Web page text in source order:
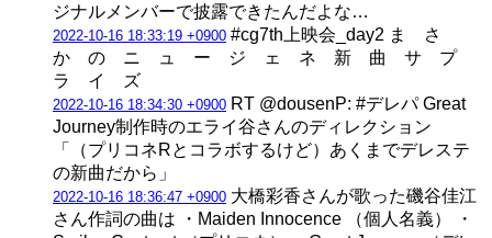
ジナルメンバーで披露できたんだよな…
2022-10-16 18:33:19 +0900 #cg7th上映会_day2 ま さ
か の ニ ュ ー ジ ェ ネ 新 曲 サ プ
ラ イ ズ
2022-10-16 18:34:30 +0900 RT @dousenP: #デレパ Great
Journey制作時のエライ谷さんのディレクション
「（プリコネRとコラボするけど）あくまでデレステ
の新曲だから」
2022-10-16 18:36:47 +0900 大橋彩香さんが歌った磯谷佳江
さん作詞の曲は ・Maiden Innocence （個人名義） ・